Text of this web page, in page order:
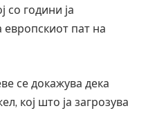
со години ја
пат на
се докажува дека
кој што ја загрозува